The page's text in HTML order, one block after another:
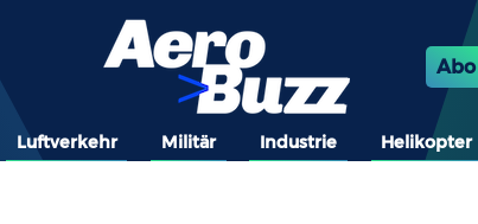
Abo
Luftverkehr Militär Industrie Helikopter